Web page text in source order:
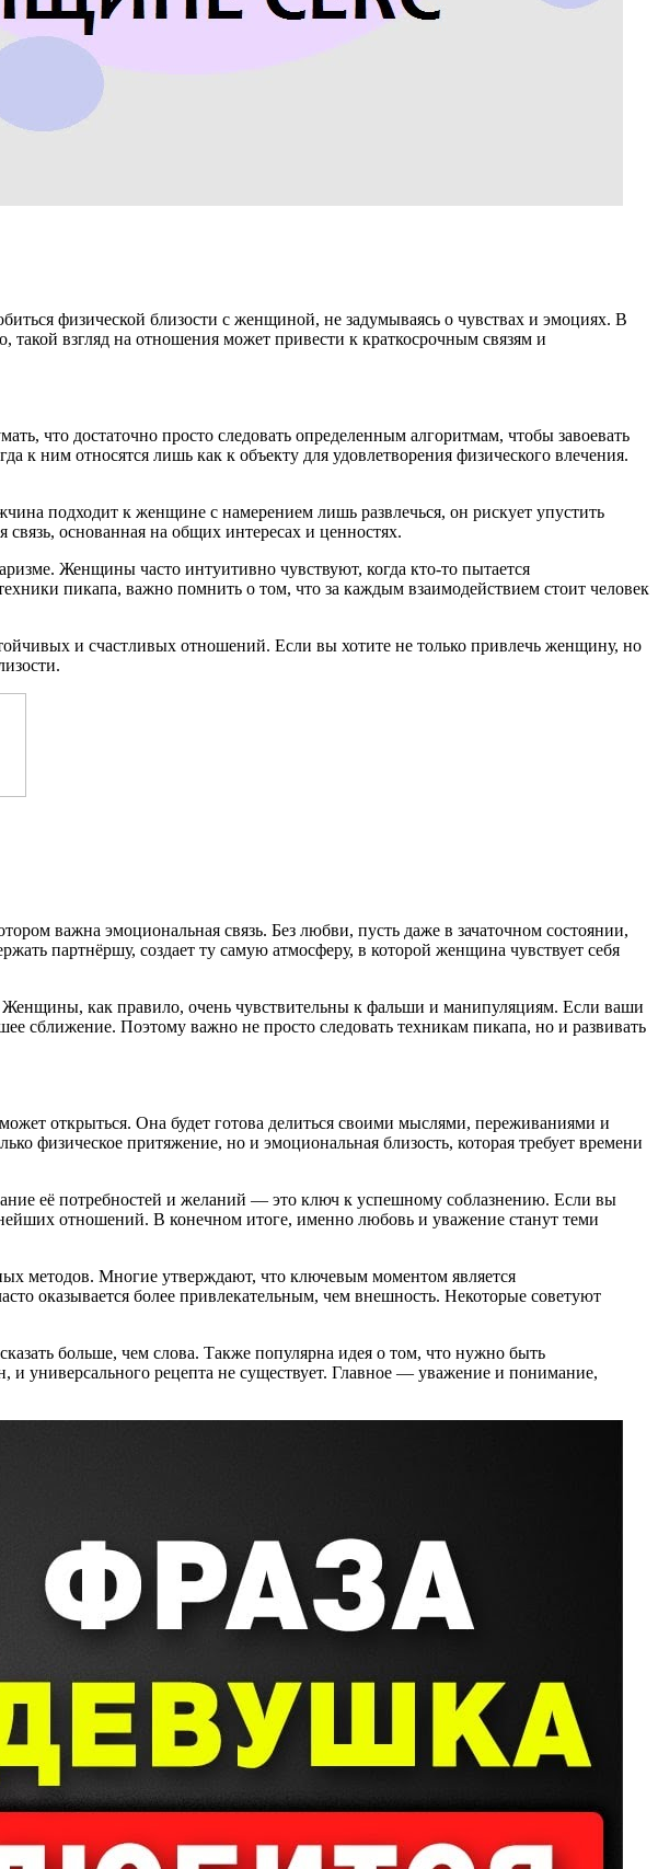
физической близости с женщиной, не задумываясь о чувствах и эмоциях. В
такой взгляд на отношения может привести к краткосрочным связям и
что достаточно просто следовать определенным алгоритмам, чтобы завоевать
ним относятся лишь как к объекту для удовлетворения физического влечения.
подходит к женщине с намерением лишь развлечься, он рискует упустить
основанная на общих интересах и ценностях.
Женщины часто интуитивно чувствуют, когда кто-то пытается
пикапа, важно помнить о том, что за каждым взаимодействием стоит человек
и счастливых отношений. Если вы хотите не только привлечь женщину, но
важна эмоциональная связь. Без любви, пусть даже в зачаточном состоянии,
партнёршу, создает ту самую атмосферу, в которой женщина чувствует себя
как правило, очень чувствительны к фальши и манипуляциям. Если ваши
сближение. Поэтому важно не просто следовать техникам пикапа, но и развивать
открыться. Она будет готова делиться своими мыслями, переживаниями и
физическое притяжение, но и эмоциональная близость, которая требует времени
её потребностей и желаний — это ключ к успешному соблазнению. Если вы
отношений. В конечном итоге, именно любовь и уважение станут теми
методов. Многие утверждают, что ключевым моментом является
оказывается более привлекательным, чем внешность. Некоторые советуют
больше, чем слова. Также популярна идея о том, что нужно быть
и универсального рецепта не существует. Главное — уважение и понимание,